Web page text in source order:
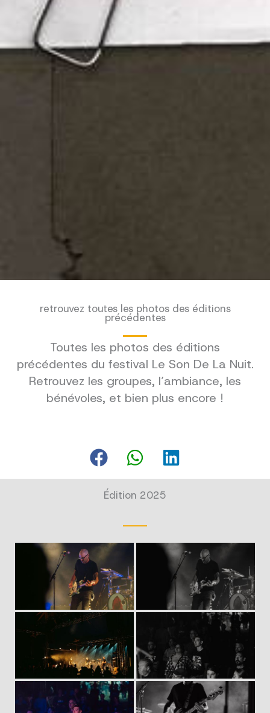
retrouvez toutes les photos des éditions
précédentes
Toutes les photos des éditions
précédentes du festival Le Son De La Nuit.
Retrouvez les groupes, l’ambiance, les
bénévoles, et bien plus encore !
Édition 2025